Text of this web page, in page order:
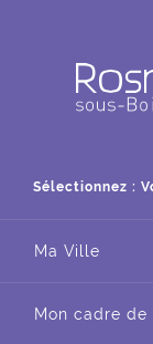
Sélectionnez :
Ma Ville
Mon cadre de